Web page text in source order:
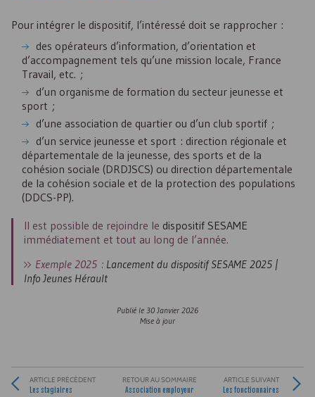
Pour intégrer le dispositif, l’intéressé doit se rapprocher :
des opérateurs d’information, d’orientation et
d’accompagnement tels qu’une mission locale, France
Travail, etc. ;
d’un organisme de formation du secteur jeunesse et
sport ;
d’une association de quartier ou d’un club sportif ;
d’un service jeunesse et sport : direction régionale et
départementale de la jeunesse, des sports et de la
cohésion sociale (DRDJSCS) ou direction départementale
de la cohésion sociale et de la protection des populations
(DDCS-PP).
Il est possible de rejoindre le dispositif SESAME
immédiatement et tout au long de l’année.
Exemple 2025 : Lancement du dispositif SESAME 2025 |
Info Jeunes Hérault
Publié le 30 Janvier 2026
Mise à jour
ARTICLE PRÉCÉDENT
Les stagiaires
RETOUR AU SOMMAIRE
Association employeur
ARTICLE SUIVANT
Les fonctionnaires